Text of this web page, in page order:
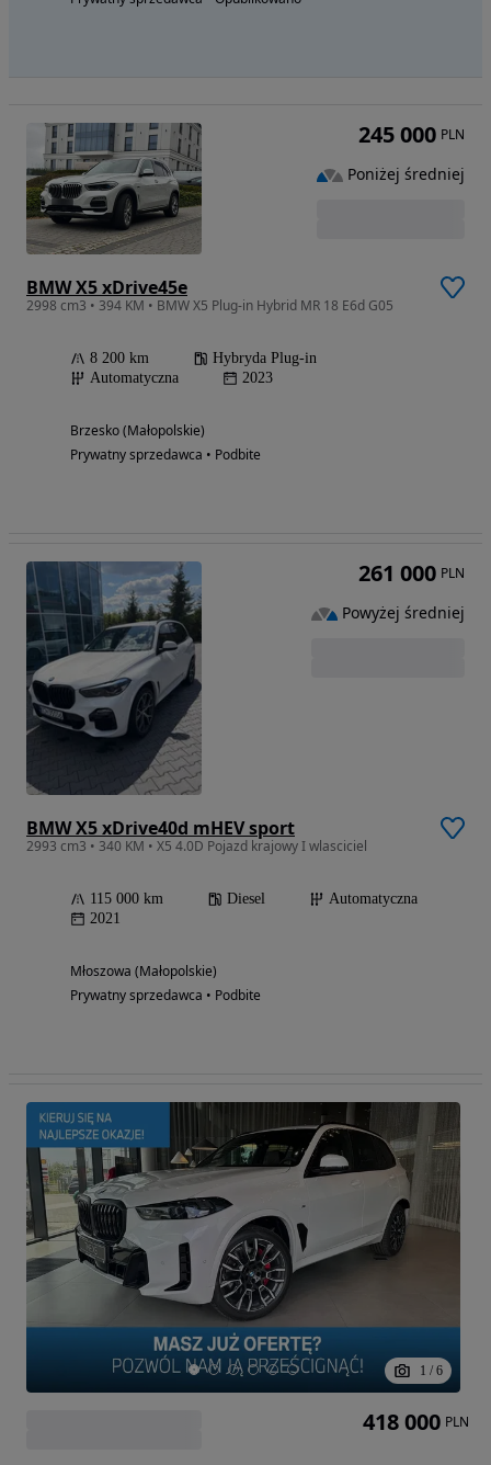
BMW X5 xDrive45e
2998 cm3 • 394 KM • BMW X5 Plug-in Hybrid MR 18 E6d G05
8 200 km
Hybryda Plug-in
Automatyczna
2023
Brzesko (Małopolskie)
Prywatny sprzedawca • Podbite
245 000 PLN
Poniżej średniej
BMW X5 xDrive40d mHEV sport
2993 cm3 • 340 KM • X5 4.0D Pojazd krajowy I wlasciciel
115 000 km Diesel
Automatyczna
2021
Młoszowa (Małopolskie)
Prywatny sprzedawca • Podbite
261 000 PLN
Powyżej średniej
1 / 6
418 000 PLN